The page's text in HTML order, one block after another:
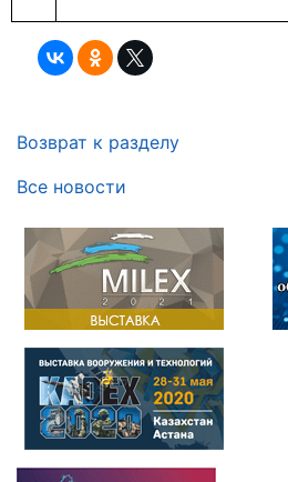
Возврат к разделу
Все новости